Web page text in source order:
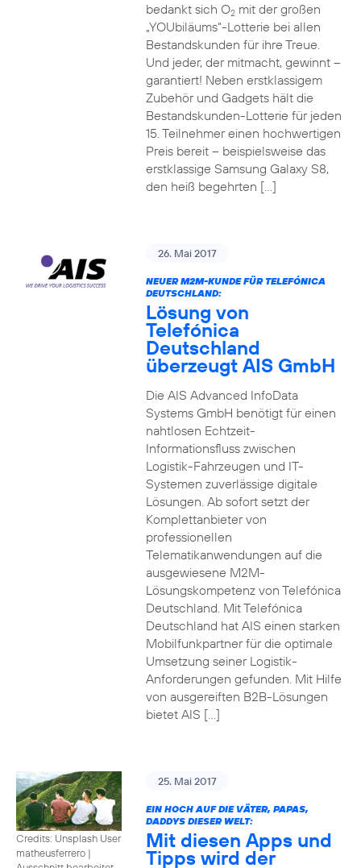
bedankt sich O2mit der großen
„YOUbiläums“-Lotterie bei allen
Bestandskunden für ihre Treue.
Und jeder, der mitmacht, gewinnt –
garantiert! Neben erstklassigem
Zubehör und Gadgets hält die
Bestandskunden-Lotterie für jeden
15. Teilnehmer einen hochwertigen
Preis bereit – beispielsweise das
erstklassige Samsung Galaxy S8,
den heiß begehrten […]
26. Mai 2017
NEUER M2M-KUNDE FÜR TELEFÓNICA
DEUTSCHLAND:
Lösung von
Telefónica
Deutschland
überzeugt AIS GmbH
Die AIS Advanced InfoData
Systems GmbH benötigt für einen
nahtlosen Echtzeit-
Informationsfluss zwischen
Logistik-Fahrzeugen und IT-
Systemen zuverlässige digitale
Lösungen. Ab sofort setzt der
Komplettanbieter von
professionellen
Telematikanwendungen auf die
ausgewiesene M2M-
Lösungskompetenz von Telefónica
Deutschland. Mit Telefónica
Deutschland hat AIS einen starken
Mobilfunkpartner für die optimale
Umsetzung seiner Logistik-
Anforderungen gefunden. Mit Hilfe
von ausgereiften B2B-Lösungen
bietet AIS […]
Credits: Unsplash User
matheusferrero |
25. Mai 2017
EIN HOCH AUF DIE VÄTER, PAPAS,
DADDYS DIESER WELT:
Mit diesen Apps und
Tipps wird der